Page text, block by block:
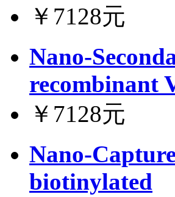
￥7128元
Nano-
recombinant
￥7128元
Nano-
biotinylated